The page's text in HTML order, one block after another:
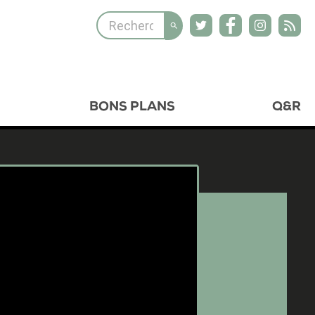
BONS PLANS Q&R